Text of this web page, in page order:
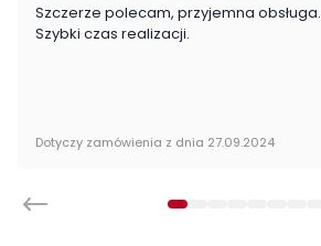
Wysokość:
Kolor: Biały
Szczerze polecam, przyjemna obsługa.
Szybki czas realizacji.
Dotyczy zamówienia z dnia 27.09.2024